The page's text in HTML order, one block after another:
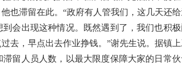
也滞留在此。“政府有人管我们，这几天还
会出现这种情况。既然遇到了，我们也积
去，早点出去作业挣钱。”谢先生说。据镇
留人员人数，以最大限度保障大家的日常